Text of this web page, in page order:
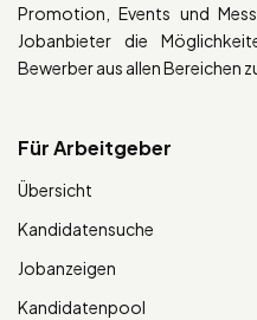
Promotion, Events und
Jobanbieter die
Bewerber aus allen Bereichen
Für Arbeitgeber
Übersicht
Kandidatensuche
Jobanzeigen
Kandidatenpool